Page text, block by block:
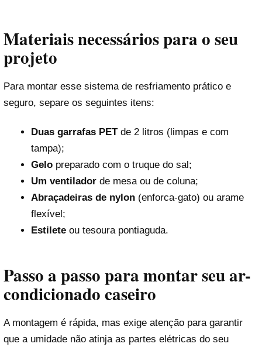
Materiais necessários para o seu
projeto
Para montar esse sistema de resfriamento prático e
seguro, separe os seguintes itens:
Duas garrafas PETde 2 litros (limpas e com
tampa);
Gelopreparado com o truque do sal;
Um ventiladorde mesa ou de coluna;
Abraçadeiras de nylon(enforca-gato) ou arame
flexível;
Estileteou tesoura pontiaguda.
Passo a passo para montar seu ar-
condicionado caseiro
A montagem é rápida, mas exige atenção para garantir
que a umidade não atinja as partes elétricas do seu